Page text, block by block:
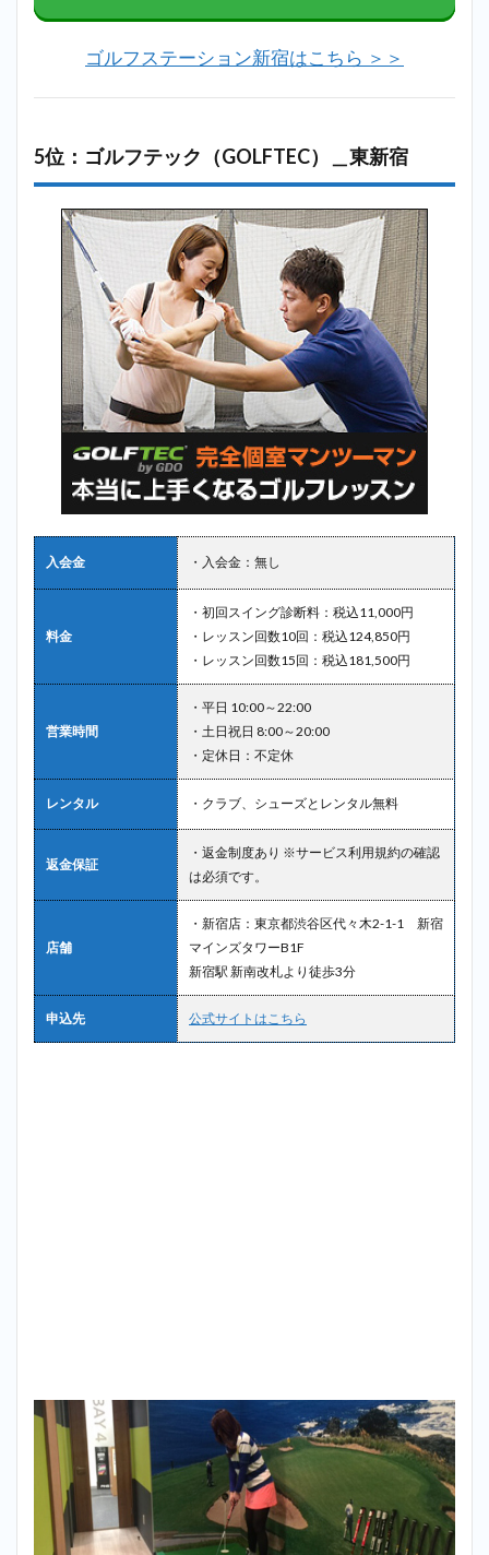
ゴルフステーション新宿はこちら ＞＞
5位：ゴルフテック（GOLFTEC）＿東新宿
入会金 ・入会金：無し
料金
・初回スイング診断料：税込11,000円
・レッスン回数10回：税込124,850円
・レッスン回数15回：税込181,500円
営業時間
・平日 10:00～22:00
・土日祝日 8:00～20:00
・定休日：不定休
レンタル ・クラブ、シューズとレンタル無料
返金保証
・返金制度あり ※サービス利用規約の確認
は必須です。
店舗
・新宿店：東京都渋谷区代々木2-1-1 新宿
マインズタワーB1F
新宿駅 新南改札より徒歩3分
申込先 公式サイトはこちら